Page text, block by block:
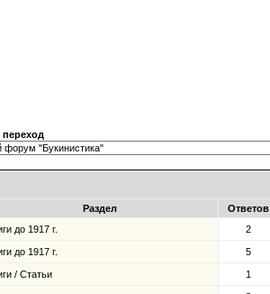
Раздел Ответов
до 1917 г. 2
до 1917 г. 5
/ Статьи 1